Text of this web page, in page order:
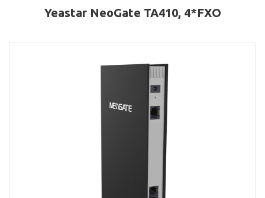
Yeastar NeoGate TA410, 4*FXO